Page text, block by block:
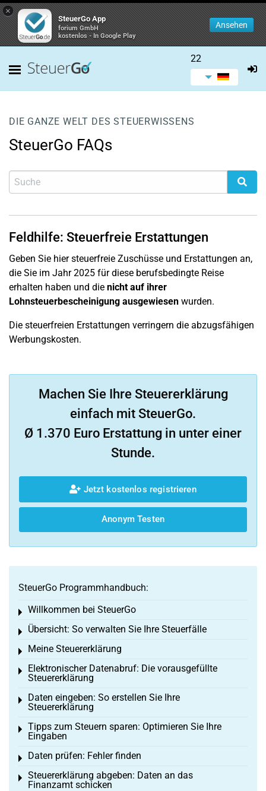
×
SteuerGo App
forium GmbH
kostenlos - In Google Play
Ansehen
22
DIE GANZE WELT DES STEUERWISSENS
SteuerGo FAQs
Feldhilfe: Steuerfreie Erstattungen
Geben Sie hier steuerfreie Zuschüsse und Erstattungen an,
die Sie im Jahr 2025 für diese berufsbedingte Reise
erhalten haben und die nicht auf ihrer
Lohnsteuerbescheinigung ausgewiesen wurden.
Die steuerfreien Erstattungen verringern die abzugsfähigen
Werbungskosten.
Machen Sie Ihre Steuererklärung
einfach mit SteuerGo.
Ø 1.370 Euro Erstattung in unter einer
Stunde.
Jetzt kostenlos registrieren
Anonym Testen
SteuerGo Programmhandbuch:
Willkommen bei SteuerGo
Toggle menu
Übersicht: So verwalten Sie Ihre Steuerfälle
Toggle menu
Meine Steuererklärung
Toggle menu
Elektronischer Datenabruf: Die vorausgefüllte
Steuererklärung
Toggle menu
Daten eingeben: So erstellen Sie Ihre
Steuererklärung
Toggle menu
Tipps zum Steuern sparen: Optimieren Sie Ihre
Eingaben
Toggle menu
Daten prüfen: Fehler finden
Toggle menu
Steuererklärung abgeben: Daten an das
Finanzamt schicken
Toggle menu